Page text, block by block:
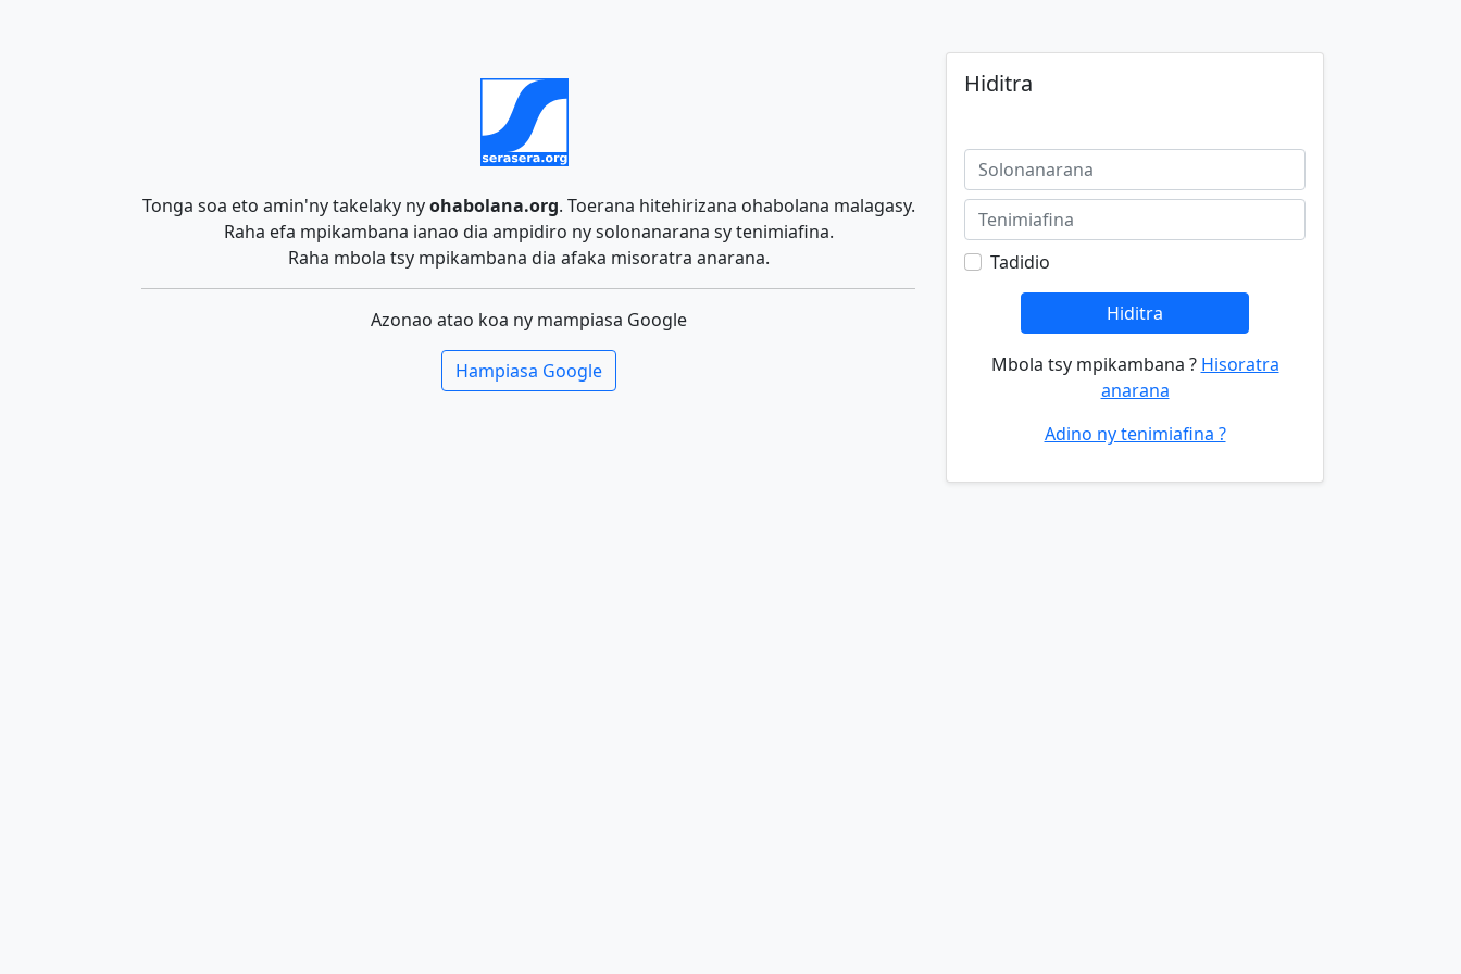
Tonga soa eto amin'ny takelaky nyohabolana.org. Toerana hitehirizana ohabolana malagasy.
Raha efa mpikambana ianao dia ampidiro ny solonanarana sy tenimiafina.
Raha mbola tsy mpikambana dia afaka misoratra anarana.
Azonao atao koa ny mampiasa Google
Hampiasa Google
Hiditra
Tadidio
Hiditra
Mbola tsy mpikambana ? Hisoratra
anarana
Adino ny tenimiafina ?